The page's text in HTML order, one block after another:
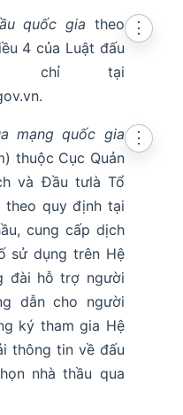
quốc gia theo
4 của Luật đấu
chỉ tại
⋮
mạng quốc gia
thuộc Cục Quản
và Đầu tưlà Tổ
theo quy định tại
cung cấp dịch
sử dụng trên Hệ
đài hỗ trợ người
dẫn cho người
ký tham gia Hệ
thông tin về đấu
nhà thầu qua
⋮